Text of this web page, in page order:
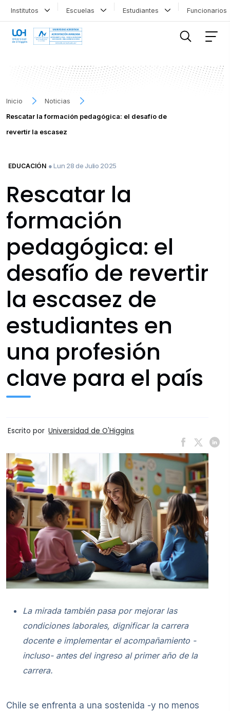
Institutos Escuelas Estudiantes
Inicio
Noticias
Rescatar la formación pedagógica: el desafío de
revertir la escasez
EDUCACIÓN ● Lun 28 de Julio 2025
Rescatar la
formación
pedagógica: el
desafío de revertir
la escasez de
estudiantes en
una profesión
clave para el país
Escrito por Universidad de O'Higgins
La mirada también pasa por mejorar las
condiciones laborales, dignificar la carrera
docente e implementar el acompañamiento -
incluso- antes del ingreso al primer año de la
carrera.
Chile se enfrenta a una sostenida -y no menos